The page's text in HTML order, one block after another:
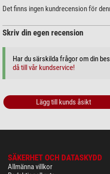
Det finns ingen kundrecension för
Skriv din egen recension
Har du särskilda frågor om din
då till vår kundservice!
Lägg till kunds åsikt
SÄKERHET OCH DATASKYDD
Allmänna villkor